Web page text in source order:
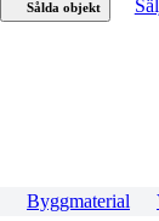
Sålda objekt
Byggmaterial